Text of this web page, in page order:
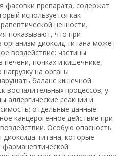
фасовки препарата, содержат
используется как
ценности.
показывают, что при
организм диоксид титана может
воздействие: частицы
печени, почках и кишечнике,
на органы
баланс кишечной
воспалительных процессов; у
аллергические реакции и
отдельные данные
канцерогенное действие при
Особую опасность
титана, которые